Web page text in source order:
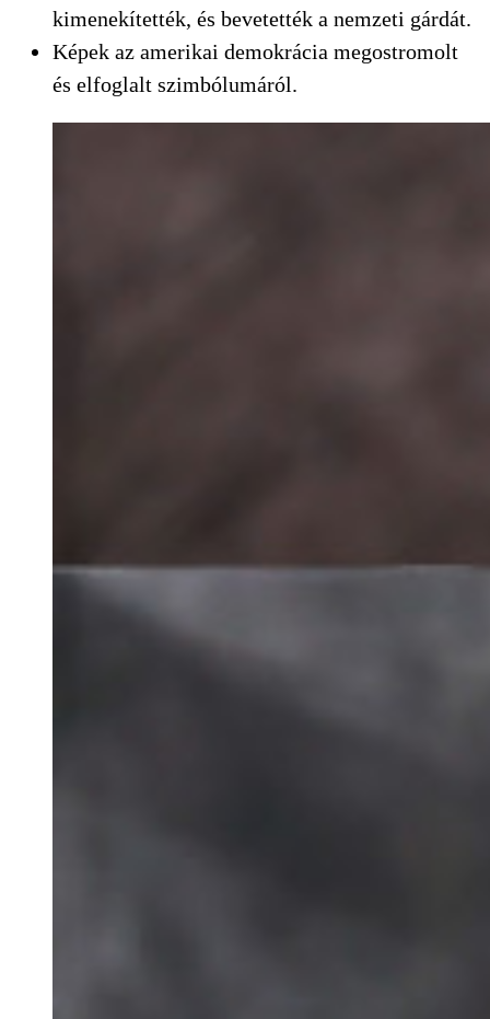
kimenekítették, és bevetették a nemzeti gárdát.
Képek az amerikai demokrácia megostromolt
és elfoglalt szimbólumáról.